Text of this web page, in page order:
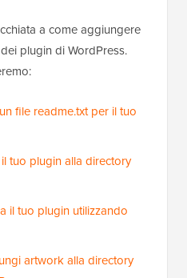
a come aggiungere
plugin di WordPress.
file readme.txt per il tuo
tuo plugin alla directory
il tuo plugin utilizzando
artwork alla directory